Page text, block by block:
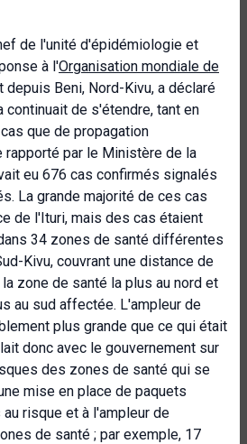
de l'unité d'épidémiologie et
à l'Organisation mondiale de
depuis Beni, Nord-Kivu, a déclaré
continuait de s'étendre, tant en
que de propagation
rapporté par le Ministère de la
eu 676 cas confirmés signalés
La grande majorité de ces cas
de l'Ituri, mais des cas étaient
34 zones de santé différentes
Kivu, couvrant une distance de
zone de santé la plus au nord et
au sud affectée. L'ampleur de
plus grande que ce qui était
donc avec le gouvernement sur
des zones de santé qui se
mise en place de paquets
risque et à l'ampleur de
de santé ; par exemple, 17